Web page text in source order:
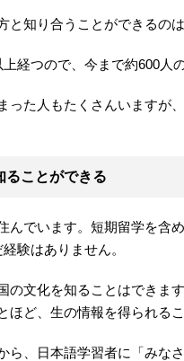
と知り合うことができるの
経つので、今まで約600人
った人もたくさんいますが
ることができる
んでいます。短期留学を含
験はありません。
の文化を知ることはできま
ほど、生の情報を得られる
ら、日本語学習者に「みな